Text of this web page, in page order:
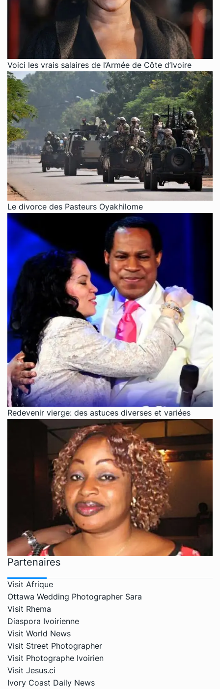
Voici les vrais salaires de l’Armée de Côte d’Ivoire
Le divorce des Pasteurs Oyakhilome
Redevenir vierge: des astuces diverses et variées
Partenaires
Visit Afrique
Ottawa Wedding Photographer Sara
Visit Rhema
Diaspora Ivoirienne
Visit World News
Visit Street Photographer
Visit Photographe Ivoirien
Visit Jesus.ci
Ivory Coast Daily News